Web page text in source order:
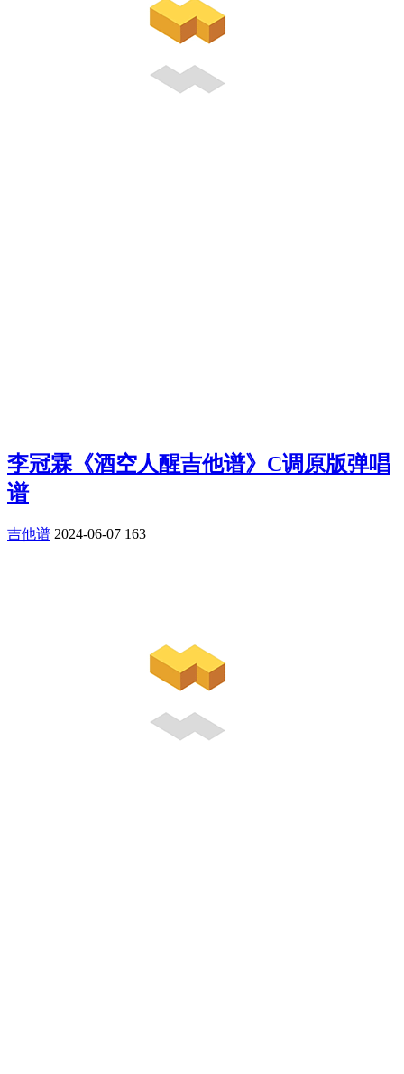
李冠霖《酒空人醒吉他谱》C调原版弹唱
谱
吉他谱 2024-06-07 163